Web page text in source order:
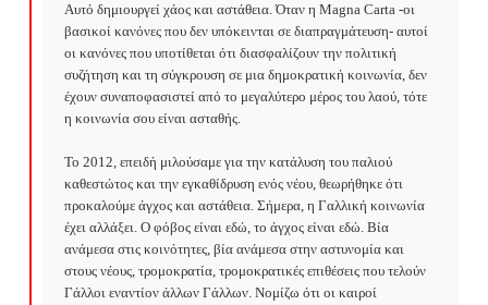
Αυτό δημιουργεί χάος και αστάθεια. Όταν η Magna Carta -οι
βασικοί κανόνες που δεν υπόκεινται σε διαπραγμάτευση- αυτοί
οι κανόνες που υποτίθεται ότι διασφαλίζουν την πολιτική
συζήτηση και τη σύγκρουση σε μια δημοκρατική κοινωνία, δεν
έχουν συναποφασιστεί από το μεγαλύτερο μέρος του λαού, τότε
η κοινωνία σου είναι ασταθής.
Το 2012, επειδή μιλούσαμε για την κατάλυση του παλιού
καθεστώτος και την εγκαθίδρυση ενός νέου, θεωρήθηκε ότι
προκαλούμε άγχος και αστάθεια. Σήμερα, η Γαλλική κοινωνία
έχει αλλάξει. Ο φόβος είναι εδώ, το άγχος είναι εδώ. Βία
ανάμεσα στις κοινότητες, βία ανάμεσα στην αστυνομία και
στους νέους, τρομοκρατία, τρομοκρατικές επιθέσεις που τελούν
Γάλλοι εναντίον άλλων Γάλλων. Νομίζω ότι οι καιροί